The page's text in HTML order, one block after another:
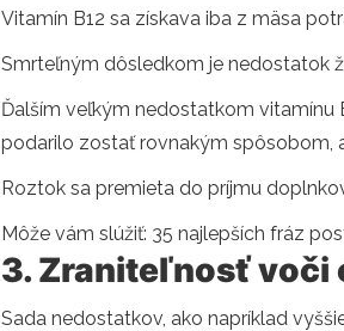
Vitamín B12 sa získava iba z mäsa
Smrteľným dôsledkom je nedostatok
Ďalším veľkým nedostatkom vitamínu
podarilo zostať rovnakým spôsobom,
Roztok sa premieta do príjmu
Môže vám slúžiť: 35 najlepších fráz
3. Zraniteľnosť voči
Sada nedostatkov, ako napríklad